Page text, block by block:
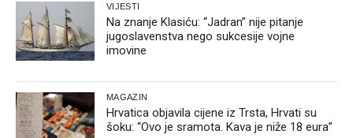
VIJESTI
Na znanje Klasiću: “Jadran” nije pitanje
jugoslavenstva nego sukcesije vojne
imovine
MAGAZIN
Hrvatica objavila cijene iz Trsta, Hrvati su
šoku: “Ovo je sramota. Kava je niže 18 eura”